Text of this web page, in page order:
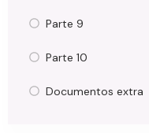
Parte 9
Parte 10
Documentos extra